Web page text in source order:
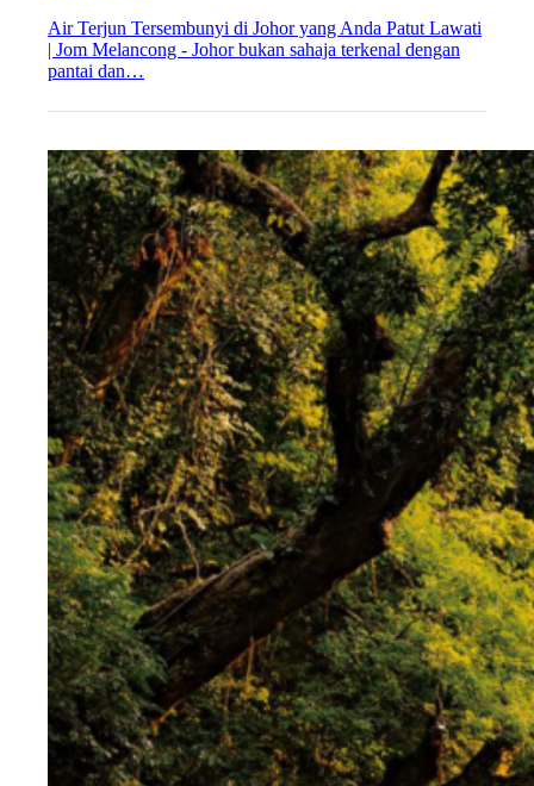
Air Terjun Tersembunyi di Johor yang Anda Patut Lawati
| Jom Melancong - Johor bukan sahaja terkenal dengan
pantai dan…